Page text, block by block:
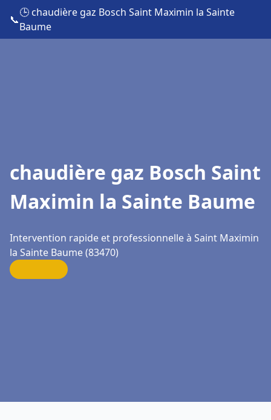
📞
🕒 chaudière gaz Bosch Saint Maximin la Sainte
Baume
chaudière gaz Bosch Saint
Maximin la Sainte Baume
Intervention rapide et professionnelle à Saint Maximin
la Sainte Baume (83470)